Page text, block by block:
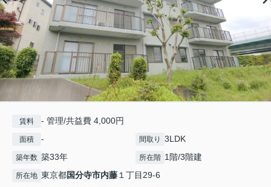
賃料 - 管理/共益費 4,000円
面積 - 間取り 3LDK
築年数 築33年 所在階 1階/3階建
所在地 東京都国分寺市内藤 １丁目29-6